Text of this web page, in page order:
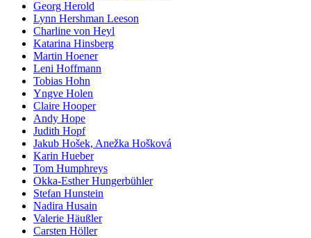
Georg Herold
Lynn Hershman Leeson
Charline von Heyl
Katarina Hinsberg
Martin Hoener
Leni Hoffmann
Tobias Hohn
Yngve Holen
Claire Hooper
Andy Hope
Judith Hopf
Jakub Hošek, Anežka Hošková
Karin Hueber
Tom Humphreys
Okka-Esther Hungerbühler
Stefan Hunstein
Nadira Husain
Valerie Häußler
Carsten Höller